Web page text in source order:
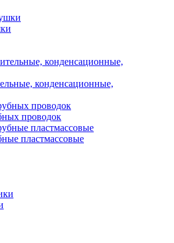
конденсационные,
проводок
пластмассовые